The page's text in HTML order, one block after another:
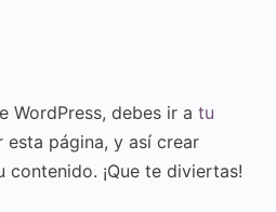
WordPress, debes ir a tu
esta página, y así crear
contenido. ¡Que te diviertas!